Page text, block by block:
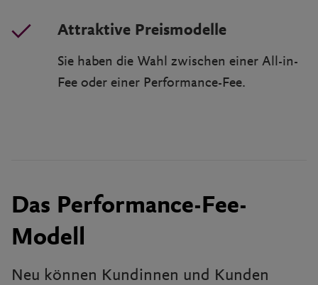
Attraktive Preismodelle
Sie haben die Wahl zwischen einer All-in-
Fee oder einer Performance-Fee.
Das Performance-Fee-
Modell
Neu können Kundinnen und Kunden